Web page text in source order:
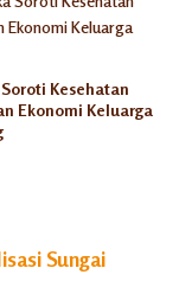
Kesehatan
Ekonomi Keluarga
Sungai